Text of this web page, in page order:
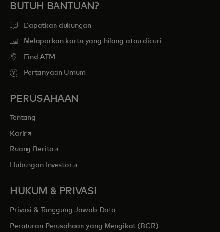
BUTUH BANTUAN?
Dapatkan dukungan
Melaporkan kartu yang hilang atau dicuri
Find ATM
Pertanyaan Umum
PERUSAHAAN
Tentang
Kariropens in a new tab
Ruang Berita opens in a new tab
Hubungan Investoropens in a new tab
HUKUM & PRIVASI
Privasi & Tanggung Jawab Data
Peraturan Perusahaan yang Mengikat (BCR)